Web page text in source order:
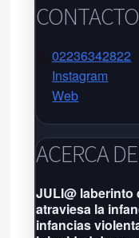
02236342822
Instagram
Web
España
Próxima
por aquí
ACERCA
JULI@ laberinto
atraviesa la
infancias